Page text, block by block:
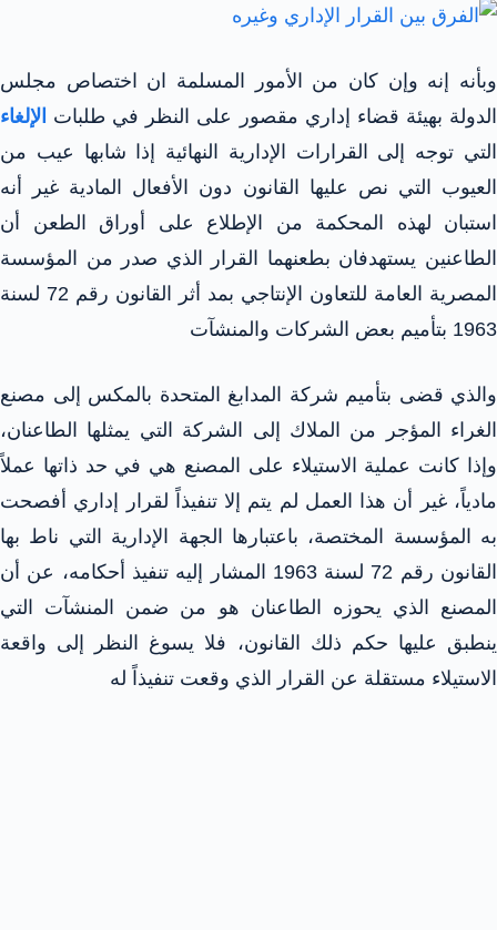
وبأنه إنه وإن كان من الأمور المسلمة ان اختصاص مجلس
الدولة بهيئة قضاء إداري مقصور على النظر في طلبات الإلغاء
التي توجه إلى القرارات الإدارية النهائية إذا شابها عيب من
العيوب التي نص عليها القانون دون الأفعال المادية غير أنه
استبان لهذه المحكمة من الإطلاع على أوراق الطعن أن
الطاعنين يستهدفان بطعنهما القرار الذي صدر من المؤسسة
المصرية العامة للتعاون الإنتاجي بمد أثر القانون رقم 72 لسنة
1963 بتأميم بعض الشركات والمنشآت
والذي قضى بتأميم شركة المدابغ المتحدة بالمكس إلى مصنع
الغراء المؤجر من الملاك إلى الشركة التي يمثلها الطاعنان،
وإذا كانت عملية الاستيلاء على المصنع هي في حد ذاتها عملاً
مادياً، غير أن هذا العمل لم يتم إلا تنفيذاً لقرار إداري أفصحت
به المؤسسة المختصة، باعتبارها الجهة الإدارية التي ناط بها
القانون رقم 72 لسنة 1963 المشار إليه تنفيذ أحكامه، عن أن
المصنع الذي يحوزه الطاعنان هو من ضمن المنشآت التي
ينطبق عليها حكم ذلك القانون، فلا يسوغ النظر إلى واقعة
الاستيلاء مستقلة عن القرار الذي وقعت تنفيذاً له